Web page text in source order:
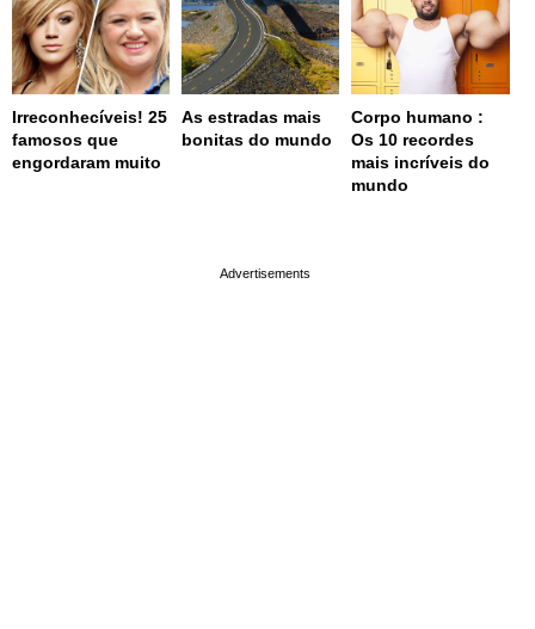
Irreconhecíveis! 25
famosos que
engordaram muito
As estradas mais
bonitas do mundo
Corpo humano :
Os 10 recordes
mais incríveis do
mundo